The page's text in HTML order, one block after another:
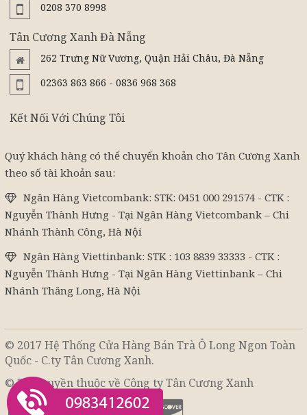
0208 370 8998
Tân Cương Xanh Đà Nẵng
262 Trưng Nữ Vương, Quận Hải Châu, Đà Nẵng
02363 863 866 - 0836 968 368
Kết Nối Với Chúng Tôi
Quý khách hàng có thể chuyển khoản cho Tân Cương Xanh
theo số tài khoản sau:
Ngân Hàng Vietcombank: STK: 0451 000 291574 - CTK :
Nguyễn Thành Hưng - Tại Ngân Hàng Vietcombank – Chi
Nhánh Thành Công, Hà Nội
Ngân Hàng Viettinbank: STK : 103 8839 33333 - CTK :
Nguyễn Thành Hưng - Tại Ngân Hàng Viettinbank – Chi
Nhánh Thăng Long, Hà Nội
© 2017 Hệ Thống Cửa Hàng Bán Trà Ô Long Ngon Toàn
Quốc - C.ty Tân Cương Xanh.
© Bản quyền thuộc về Công ty Tân Cương Xanh